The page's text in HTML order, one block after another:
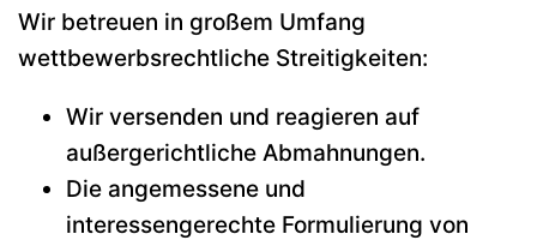
Wir betreuen in großem Umfang
wettbewerbsrechtliche Streitigkeiten:
Wir versenden und reagieren auf
außergerichtliche Abmahnungen.
Die angemessene und
interessengerechte Formulierung von